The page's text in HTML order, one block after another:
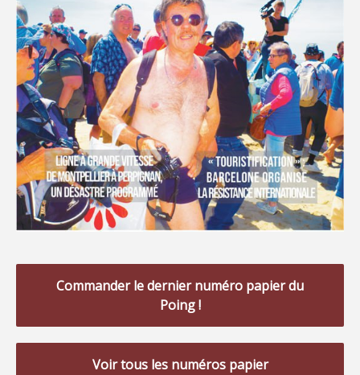
Commander le dernier numéro papier du
Poing !
Voir tous les numéros papier